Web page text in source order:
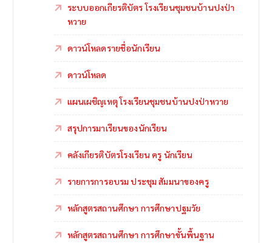
ระบบออกเกียรติบัตร โรงเรียนชุมชนบ้านปงป่า
หวาย
ดาวน์โหลดรายชื่อนักเรียน
ดาวน์โหลด
แผนเผชิญเหตุ โรงเรียนชุมชนบ้านปงป่าหวาย
สรุปการมาเรียนของนักเรียน
คลังเกียรติบัตรโรงเรียน ครู นักเรียน
รายการการอบรม ประชุม สัมมนาของครู
หลักสูตรสถานศึกษา การศึกษาปฐมวัย
หลักสูตรสถานศึกษา การศึกษาขั้นพื้นฐาน